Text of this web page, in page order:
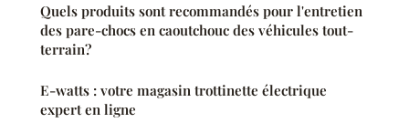
Quels produits sont recommandés pour l'entretien
des pare-chocs en caoutchouc des véhicules tout-
terrain?
E-watts : votre magasin trottinette électrique
expert en ligne